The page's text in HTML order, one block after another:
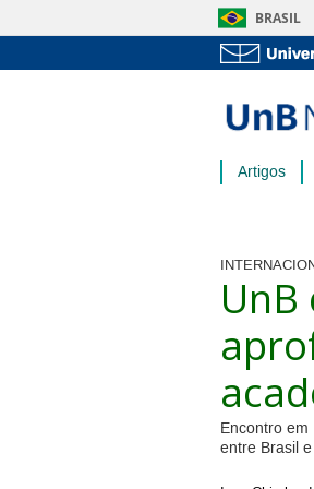
BRASIL
Artigos
Encontro
entre Brasil